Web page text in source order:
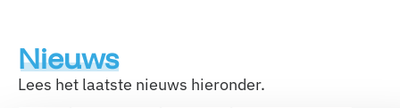
Nieuws
Lees het laatste nieuws hieronder.